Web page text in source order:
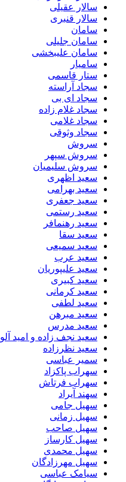
سالار عقیلی
سالار قنبری
سامان
سامان جلیلی
سامان علیبخشی
سامیار
ستار قاسمی
سجاد آراسته
سجاد ای بی
سجاد غلام زاده
سجاد غلامی
سجاد وثوقى
سروش
سروش سپهر
سروش سلیمیان
سعید اظهری
سعید بهرامی
سعید جعفری
سعید رستمی
سعید رهنمافر
سعید سقا
سعید سمیعی
سعید عرب
سعید علیپوریان
سعید کبیری
سعید کرمانی
سعید لطفی
سعید مبرهن
سعید مدرس
سعید نجف زاده و امید آلو
سعید نظرزاده
سمیر عباسی
سهراب پاکزاد
سهراب فرتاش
سهند آیراد
سهیل جامی
سهیل زمانی
سهیل صاحب
سهیل کارساز
سهیل محمدی
سهیل مهرزادگان
سیامک عباسی